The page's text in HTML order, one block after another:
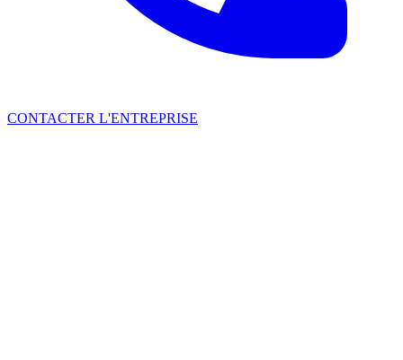
CONTACTER L'ENTREPRISE